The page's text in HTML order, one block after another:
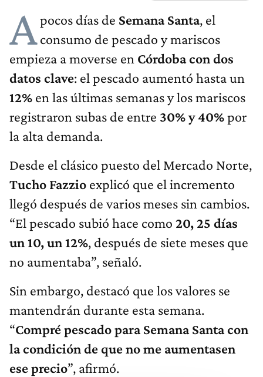
Apocos días de Semana Santa, el
consumo de pescado y mariscos
empieza a moverse en Córdoba con dos
datos clave: el pescado aumentó hasta un
12% en las últimas semanas y los mariscos
registraron subas de entre 30% y 40%por
la alta demanda.
Desde el clásico puesto del Mercado Norte,
Tucho Fazzio explicó que el incremento
llegó después de varios meses sin cambios.
“El pescado subió hace como 20, 25 días
un 10, un 12%, después de siete meses que
no aumentaba”, señaló.
Sin embargo, destacó que los valores se
mantendrán durante esta semana.
“Compré pescado para Semana Santa con
la condición de que no me aumentasen
ese precio”, afirmó.